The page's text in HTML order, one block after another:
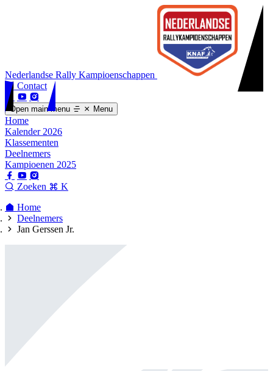
Nederlandse Rally Kampioenschappen
Contact
Open main menu Menu
Home
Kalender 2026
Klassementen
Deelnemers
Kampioenen 2025
Zoeken
K
Home
Deelnemers
Jan Gerssen Jr.